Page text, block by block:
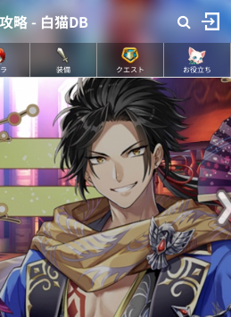
略 - 白猫DB
装備 クエスト お役立ち